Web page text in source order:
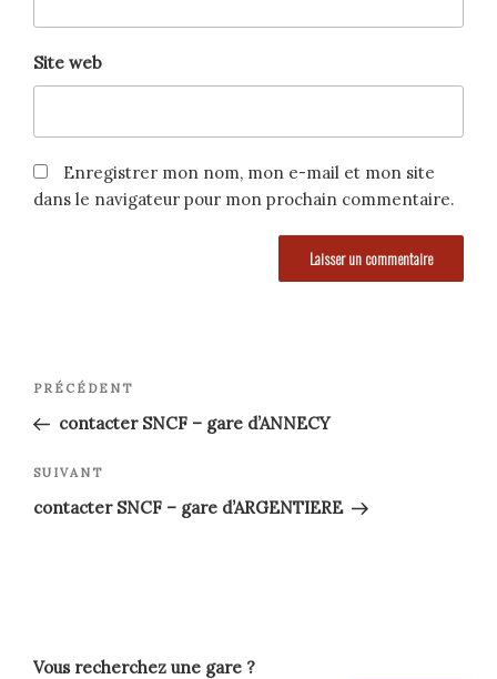
Site web
Enregistrer mon nom, mon e-mail et mon site
dans le navigateur pour mon prochain commentaire.
Navigation
de
l’article
Article
précédent
PRÉCÉDENT
contacter SNCF – gare d’ANNECY
Article
suivant
SUIVANT
contacter SNCF – gare d’ARGENTIERE
Vous recherchez une gare ?